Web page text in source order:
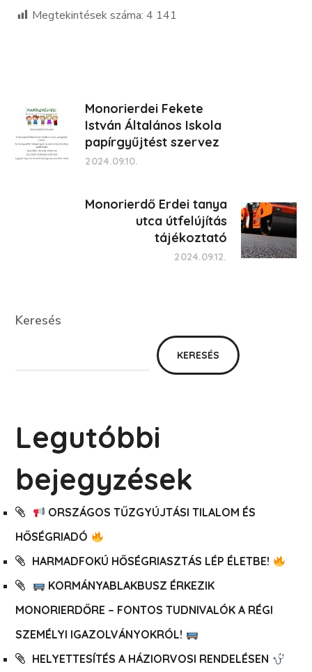
Megtekintések száma: 4 141
Monorierdei Fekete
István Általános Iskola
papírgyűjtést szervez
2024.09.10.
Monorierdő Erdei tanya
utca útfelújítás
tájékoztató
2024.09.12.
Keresés
KERESÉS
Legutóbbi
bejegyzések
ORSZÁGOS TŰZGYÚJTÁSI TILALOM ÉS
HŐSÉGRIADÓ
HARMADFOKÚ HŐSÉGRIASZTÁS LÉP ÉLETBE!
KORMÁNYABLAKBUSZ ÉRKEZIK
MONORIERDŐRE – FONTOS TUDNIVALÓK A RÉGI
SZEMÉLYI IGAZOLVÁNYOKRÓL!
HELYETTESÍTÉS A HÁZIORVOSI RENDELÉSEN